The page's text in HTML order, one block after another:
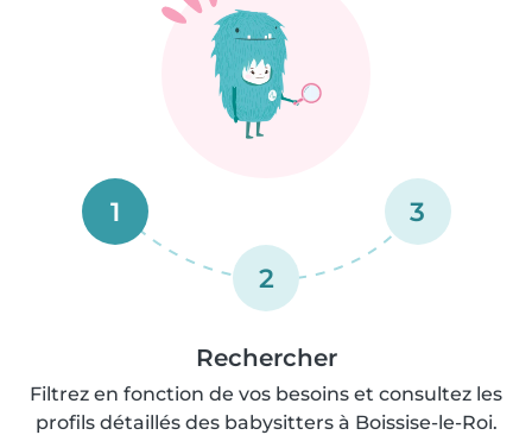
1
2
3
Rechercher
Filtrez en fonction de vos besoins et consultez les
profils détaillés des babysitters à Boissise-le-Roi.